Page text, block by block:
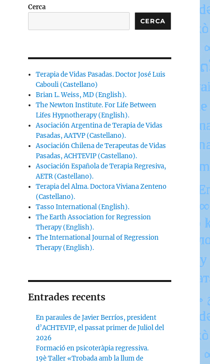
Cerca
CERCA
Terapia de Vidas Pasadas. Doctor José Luis
Cabouli (Castellano)
Brian L. Weiss, MD (English).
The Newton Institute. For Life Between
Lifes Hypnotherapy (English).
Asociación Argentina de Terapia de Vidas
Pasadas, AATVP (Castellano).
Asociación Chilena de Terapeutas de Vidas
Pasadas, ACHTEVIP (Castellano).
Asociación Española de Terapia Regresiva,
AETR (Castellano).
Terapia del Alma. Doctora Viviana Zenteno
(Castellano).
Tasso International (English).
The Earth Association for Regression
Therapy (English).
The International Journal of Regression
Therapy (English).
Entrades recents
En paraules de Javier Berríos, president
d’ACHTEVIP, el passat primer de Juliol del
2026
Formació en psicoteràpia regressiva.
19è Taller «Trobada amb la llum de